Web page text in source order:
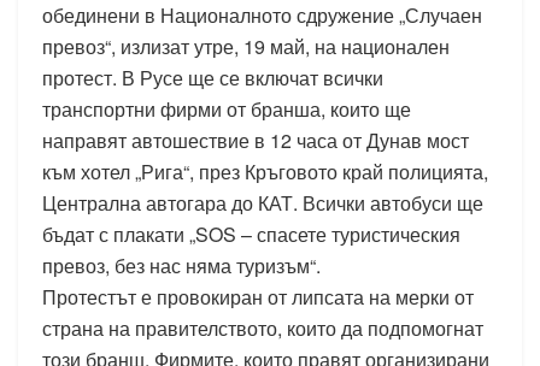
обединени в Националното сдружение „Случаен
превоз“, излизат утре, 19 май, на национален
протест. В Русе ще се включат всички
транспортни фирми от бранша, които ще
направят автошествие в 12 часа от Дунав мост
към хотел „Рига“, през Кръговото край полицията,
Централна автогара до КАТ. Всички автобуси ще
бъдат с плакати „SOS – спасете туристическия
превоз, без нас няма туризъм“.
Протестът е провокиран от липсата на мерки от
страна на правителството, които да подпомогнат
този бранш. Фирмите, които правят организирани